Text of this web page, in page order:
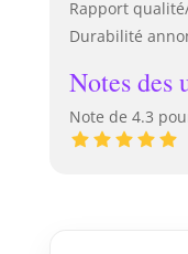
Rapport
Durabilité
Notes des
Note de 4.3